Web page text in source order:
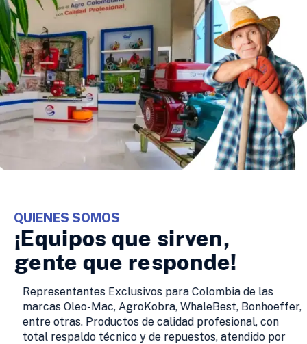
QUIENES SOMOS
¡Equipos que sirven,
gente que responde!
Representantes Exclusivos para Colombia de las
marcas Oleo-Mac, AgroKobra, WhaleBest, Bonhoeffer,
entre otras. Productos de calidad profesional, con
total respaldo técnico y de repuestos, atendido por